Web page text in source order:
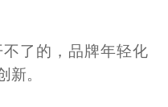
了的，品牌年轻化
新。